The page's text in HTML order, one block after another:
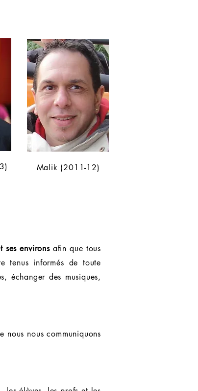
Malik (2011-12)
ses environs afin que tous
tenus informés de toute
échanger des musiques,
nous nous communiquons